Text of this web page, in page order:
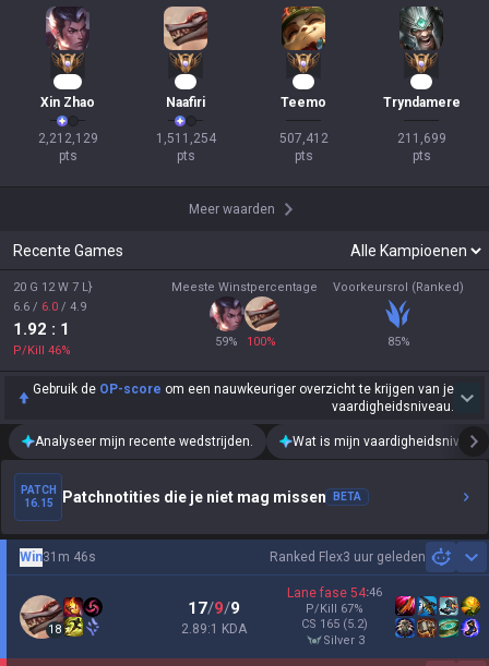
Xin Zhao
2,212,129
pts
Naafiri
1,511,254
pts
Teemo
507,412
pts
Tryndamere
211,699
pts
Meer waarden
Recente Games
20 G 12 W 7 L}
6.6 / 6.0 / 4.9
1.92 : 1
P/Kill 46%
Meeste Winstpercentage
59% 100%
Voorkeursrol (Ranked)
85%
Gebruik de OP-score om een nauwkeuriger overzicht te krijgen van je
vaardigheidsniveau.
Analyseer mijn recente wedstrijden. Wat is mijn vaardigheidsniveau?
PATCH
16.15
Patchnotities die je niet mag missen BETA
Ranked Flex3 uur geleden
Win31m 46s
18
17/9/9
2.89:1 KDA
Lane fase 54:46
P/Kill 67%
CS 165 (5.2)
silver 3